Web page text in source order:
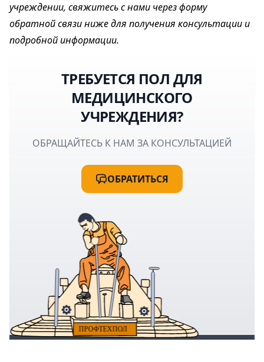
учреждении, свяжитесь с нами через форму
обратной связи ниже для получения консультации и
подробной информации.
ТРЕБУЕТСЯ ПОЛ ДЛЯ
МЕДИЦИНСКОГО
УЧРЕЖДЕНИЯ?
ОБРАЩАЙТЕСЬ К НАМ ЗА КОНСУЛЬТАЦИЕЙ
ОБРАТИТЬСЯ